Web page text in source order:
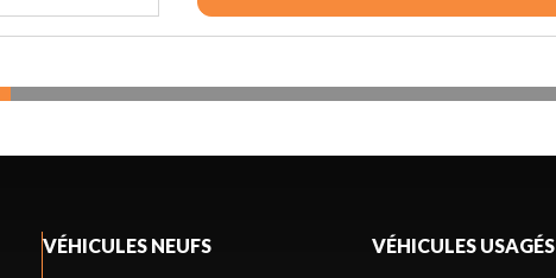
VÉHICULES NEUFS VÉHICULES USAGÉS